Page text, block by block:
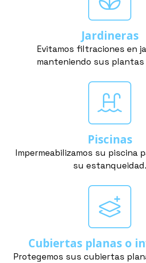
Jardineras
Evitamos filtraciones en
manteniendo sus plantas
Piscinas
Impermeabilizamos su piscina
su estanqueidad.
Cubiertas planas o
Protegemos sus cubiertas